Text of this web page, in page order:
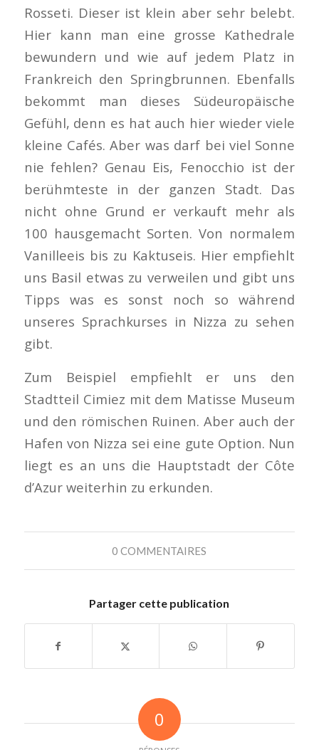
Rosseti. Dieser ist klein aber sehr belebt.
Hier kann man eine grosse Kathedrale
bewundern und wie auf jedem Platz in
Frankreich den Springbrunnen. Ebenfalls
bekommt man dieses Südeuropäische
Gefühl, denn es hat auch hier wieder viele
kleine Cafés. Aber was darf bei viel Sonne
nie fehlen? Genau Eis, Fenocchio ist der
berühmteste in der ganzen Stadt. Das
nicht ohne Grund er verkauft mehr als
100 hausgemacht Sorten. Von normalem
Vanilleeis bis zu Kaktuseis. Hier empfiehlt
uns Basil etwas zu verweilen und gibt uns
Tipps was es sonst noch so während
unseres Sprachkurses in Nizza zu sehen
gibt.
Zum Beispiel empfiehlt er uns den
Stadtteil Cimiez mit dem Matisse Museum
und den römischen Ruinen. Aber auch der
Hafen von Nizza sei eine gute Option. Nun
liegt es an uns die Hauptstadt der Côte
d’Azur weiterhin zu erkunden.
0 COMMENTAIRES
Partager cette publication
0